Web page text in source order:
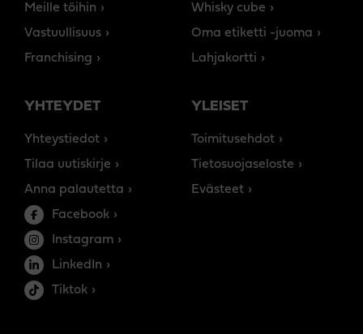
Meille töihin
Vastuullisuus
Franchising
Whisky cube
Oma etiketti -juoma
Lahjakortti
YHTEYDET
Yhteystiedot
Tilaa uutiskirje
Anna palautetta
Facebook
Instagram
LinkedIn
Tiktok
YLEISET
Toimitusehdot
Tietosuojaseloste
Evästeet